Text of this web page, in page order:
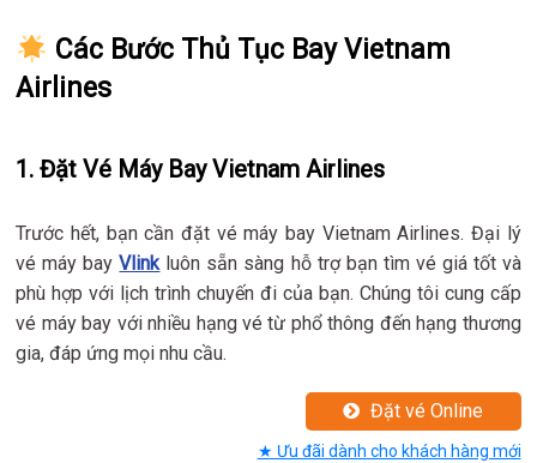
Các Bước Thủ Tục Bay Vietnam
Airlines
1. Đặt Vé Máy Bay Vietnam Airlines
Trước hết, bạn cần đặt vé máy bay Vietnam Airlines. Đại lý
vé máy bayVlinkluôn sẵn sàng hỗ trợ bạn tìm vé giá tốt và
phù hợp với lịch trình chuyến đi của bạn. Chúng tôi cung cấp
vé máy bay với nhiều hạng vé từ phổ thông đến hạng thương
gia, đáp ứng mọi nhu cầu.
Đặt vé Online
★ Ưu đãi dành cho khách hàng mới